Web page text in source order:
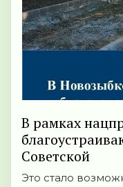
В рамках
Советской
Это стало